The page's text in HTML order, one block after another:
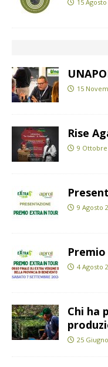
15 Agosto
15
Rise
9 Ottobre
9 Agosto
4 Agosto
Chi ha
25